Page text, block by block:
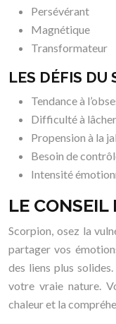
Persévérant
Magnétique
Transformateur
LES DÉFIS DU
Tendance à
Difficulté à
Propension à la
Besoin de
Intensité
LE CONSEIL
Scorpion, osez la
partager vos
des liens plus
votre vraie nature.
chaleur et la